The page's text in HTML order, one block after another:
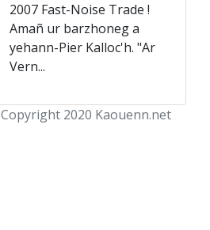
2007 Fast-Noise Trade !
Amañ ur barzhoneg a
yehann-Pier Kalloc'h. "Ar
Vern...
2020 Kaouenn.net